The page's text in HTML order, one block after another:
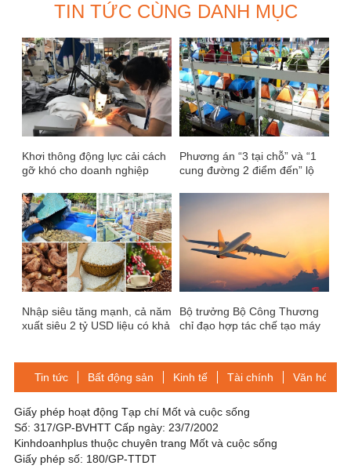
TIN TỨC CÙNG DANH MỤC
Khơi thông động lực cải cách
gỡ khó cho doanh nghiệp
Phương án “3 tại chỗ” và “1
cung đường 2 điểm đến” lộ
Nhập siêu tăng mạnh, cả năm
xuất siêu 2 tỷ USD liệu có khả
Bộ trưởng Bộ Công Thương
chỉ đạo hợp tác chế tạo máy
Tin tức Bất động sản Kinh tế Tài chính Văn hóa-
Giấy phép hoạt động Tạp chí Mốt và cuộc sống
Số: 317/GP-BVHTT Cấp ngày: 23/7/2002
Kinhdoanhplus thuộc chuyên trang Mốt và cuộc sống
Giấy phép số: 180/GP-TTDT